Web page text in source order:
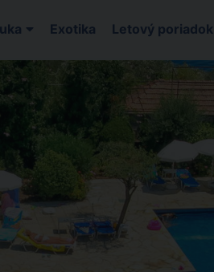
Exotika Letový poriadok